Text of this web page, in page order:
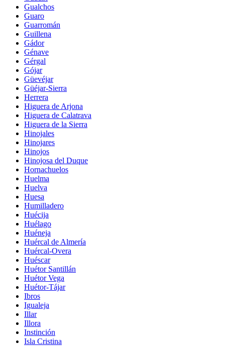
Gualchos
Guaro
Guarromán
Guillena
Gádor
Génave
Gérgal
Gójar
Güevéjar
Güéjar-Sierra
Herrera
Higuera de Arjona
Higuera de Calatrava
Higuera de la Sierra
Hinojales
Hinojares
Hinojos
Hinojosa del Duque
Hornachuelos
Huelma
Huelva
Huesa
Humilladero
Huécija
Huélago
Huéneja
Huércal de Almería
Huércal-Overa
Huéscar
Huétor Santillán
Huétor Vega
Huétor-Tájar
Ibros
Igualeja
Illar
Illora
Instinción
Isla Cristina